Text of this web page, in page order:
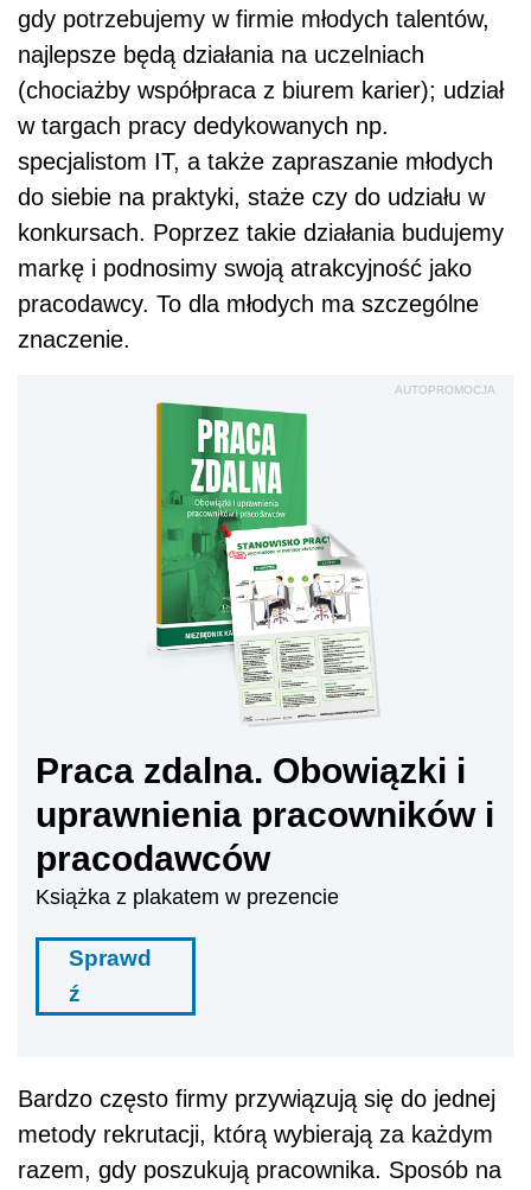
gdy potrzebujemy w firmie młodych talentów,
najlepsze będą działania na uczelniach
(chociażby współpraca z biurem karier); udział
w targach pracy dedykowanych np.
specjalistom IT, a także zapraszanie młodych
do siebie na praktyki, staże czy do udziału w
konkursach. Poprzez takie działania budujemy
markę i podnosimy swoją atrakcyjność jako
pracodawcy. To dla młodych ma szczególne
znaczenie.
AUTOPROMOCJA
Praca zdalna. Obowiązki i
uprawnienia pracowników i
pracodawców
Książka z plakatem w prezencie
Sprawd
ź
Bardzo często firmy przywiązują się do jednej
metody rekrutacji, którą wybierają za każdym
razem, gdy poszukują pracownika. Sposób na